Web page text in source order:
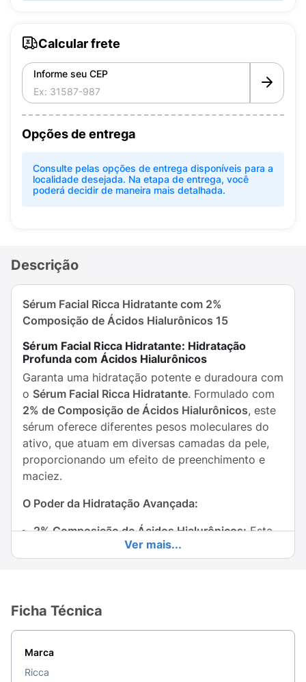
Calcular frete
Informe seu CEP
Opções de entrega
Consulte pelas opções de entrega disponíveis para a
localidade desejada. Na etapa de entrega, você
poderá decidir de maneira mais detalhada.
Descrição
Sérum Facial Ricca Hidratante com 2%
Composição de Ácidos Hialurônicos 15
Sérum Facial Ricca Hidratante: Hidratação
Profunda com Ácidos Hialurônicos
Garanta uma hidratação potente e duradoura com
o Sérum Facial Ricca Hidratante. Formulado com
2% de Composição de Ácidos Hialurônicos, este
sérum oferece diferentes pesos moleculares do
ativo, que atuam em diversas camadas da pele,
proporcionando um efeito de preenchimento e
maciez.
O Poder da Hidratação Avançada:
2% Composição de Ácidos Hialurônicos:Esta
combinação garante hidratação profundamente
Fortalece a Barreira:
Preenchimento e Suavidade:
Ver mais...
Ficha Técnica
Marca
Ricca